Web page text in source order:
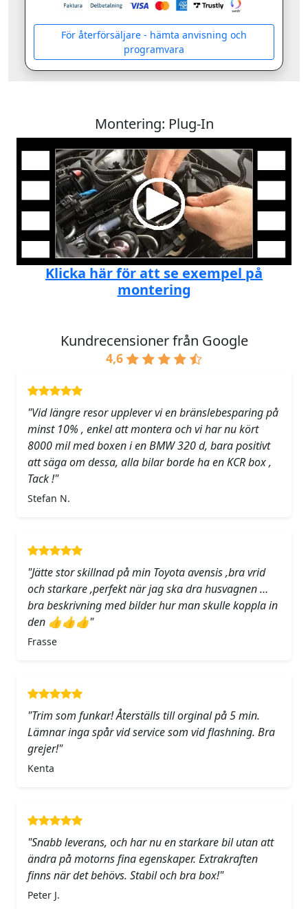
För återförsäljare - hämta anvisning och
programvara
Montering: Plug-In
Klicka här för att se exempel på
montering
Kundrecensioner från Google
4,6
"Vid längre resor upplever vi en bränslebesparing på
minst 10% , enkel att montera och vi har nu kört
8000 mil med boxen i en BMW 320 d, bara positivt
att säga om dessa, alla bilar borde ha en KCR box ,
Tack !"
Stefan N.
"Jätte stor skillnad på min Toyota avensis ,bra vrid
och starkare ,perfekt när jag ska dra husvagnen …
bra beskrivning med bilder hur man skulle koppla in
den 👍👍👍"
Frasse
"Trim som funkar! Återställs till orginal på 5 min.
Lämnar inga spår vid service som vid flashning. Bra
grejer!"
Kenta
"Snabb leverans, och har nu en starkare bil utan att
ändra på motorns fina egenskaper. Extrakraften
finns när det behövs. Stabil och bra box!"
Peter J.